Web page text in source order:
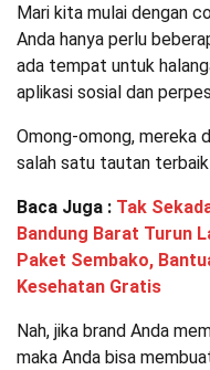
Mari kita mulai dengan
Anda hanya perlu
ada tempat untuk
aplikasi sosial dan
Omong-omong, mereka
salah satu tautan
Baca Juga : Tak
Bandung Barat Turun
Paket Sembako,
Kesehatan Gratis
Nah, jika brand Anda
maka Anda bisa